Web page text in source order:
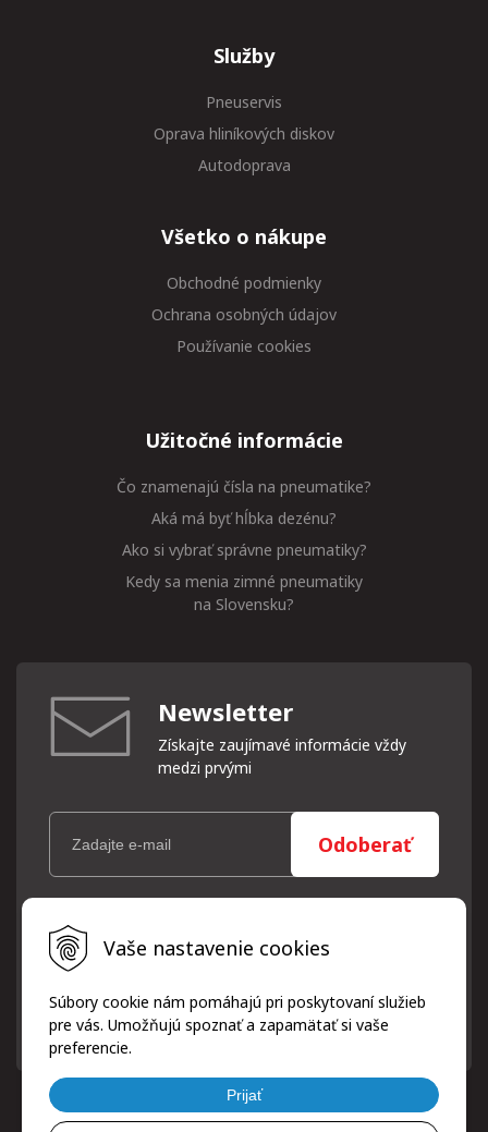
Vaše nastavenie cookies
Súbory cookie nám pomáhajú pri poskytovaní služieb
pre vás. Umožňujú spoznať a zapamätať si vaše
preferencie.
Prijať
Služby
Pneuservis
Oprava hliníkových diskov
Autodoprava
Všetko o nákupe
Obchodné podmienky
Ochrana osobných údajov
Používanie cookies
Užitočné informácie
Čo znamenajú čísla na pneumatike?
Aká má byť hĺbka dezénu?
Ako si vybrať správne pneumatiky?
Kedy sa menia zimné pneumatiky
na Slovensku?
Newsletter
Získajte zaujímavé informácie vždy
medzi prvými
Odoberať
Vaše osobné údaje (email) budeme spracovávať len za týmto
účelom v súlade s platnou legislatívou a zásadami ochrany
osobných údajov. Súhlas potvrdíte kliknutím na odkaz, ktorý
písomne, emailom alebo kliknutím na odkaz z ktoréhokoľvek
informačného emailu.